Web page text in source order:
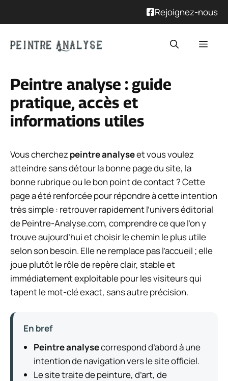
Rejoignez-nous
Peintre analyse : guide
pratique, accès et
informations utiles
Vous cherchezpeintre analyseet vous voulez
atteindre sans détour la bonne page du site, la
bonne rubrique ou le bon point de contact ? Cette
page a été renforcée pour répondre à cette intention
très simple : retrouver rapidement l’univers éditorial
de Peintre-Analyse.com, comprendre ce que l’on y
trouve aujourd’hui et choisir le chemin le plus utile
selon son besoin. Elle ne remplace pas l’accueil ; elle
joue plutôt le rôle de repère clair, stable et
immédiatement exploitable pour les visiteurs qui
tapent le mot-clé exact, sans autre précision.
En bref
Peintre analysecorrespond d’abord à une
intention de navigation vers le site officiel.
Le site traite de peinture, d’art, de